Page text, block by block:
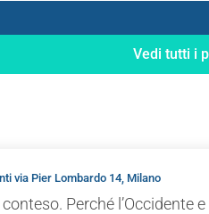
Vedi tutti i
via Pier Lombardo 14, Milano
Perché l’Occidente